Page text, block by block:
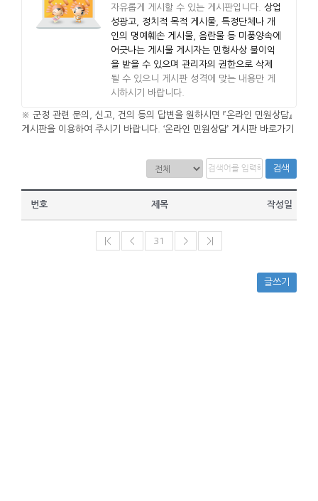
자유롭게 게시할 수 있는 게시판입니다. 상업
성광고, 정치적 목적 게시물, 특정단체나 개
인의 명예훼손 게시물, 음란물 등 미풍양속에
어긋나는 게시물 게시자는 민형사상 불이익
을 받을 수 있으며 관리자의 권한으로 삭제
될 수 있으니 게시판 성격에 맞는 내용만 게
시하시기 바랍니다.
※ 군정 관련 문의, 신고, 건의 등의 답변을 원하시면 『온라인 민원상담』
게시판을 이용하여 주시기 바랍니다. ‘온라인 민원상담’ 게시판 바로가기
검색
번호 제목 작성일
|< < 31 > >|
글쓰기